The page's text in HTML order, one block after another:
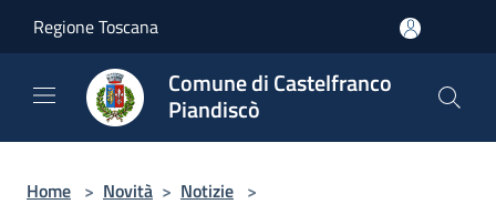
Regione Toscana
Comune di Castelfranco
Piandiscò
Home > Novità > Notizie >